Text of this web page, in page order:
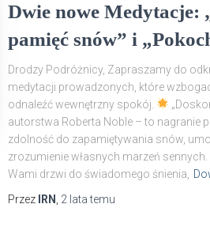
Dwie nowe Medytacje:
pamięć snów” i
Drodzy Podróżnicy, Zapraszamy do
medytacji prowadzonych, które
odnaleźć wewnętrzny spokój.
autorstwa Roberta Noble – to nagranie
zdolność do zapamiętywania snów,
zrozumienie własnych marzeń
Wami drzwi do świadomego śnienia,
Przez
IRN 2 latatemu